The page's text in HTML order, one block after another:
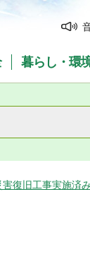
暮らし・環
復旧工事実施済